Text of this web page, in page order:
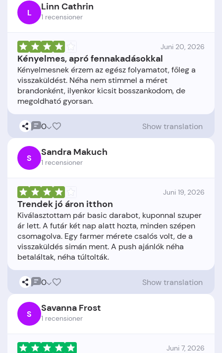
L Linn Cathrin
1 recensioner
Juni 20, 2026
Kényelmes, apró fennakadásokkal
Kényelmesnek érzem az egész folyamatot, főleg a
visszaküldést. Néha nem stimmel a méret
brandonként, ilyenkor kicsit bosszankodom, de
0 Show translation
S Sandra Makuch
1 recensioner
Juni 19, 2026
Trendek jó áron itthon
Kiválasztottam pár basic darabot, kuponnal szuper
ár lett. A futár két nap alatt hozta, minden szépen
csomagolva. Egy farmer mérete csalós volt, de a
visszaküldés simán ment. A push ajánlók néha
0 Show translation
S Savanna Frost
1 recensioner
Juni 7, 2026